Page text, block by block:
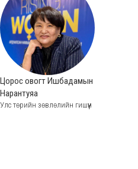
Цорос овогт Ишбадамын
Нарантуяа
Улс төрийн зөвлөлийн гишүүн